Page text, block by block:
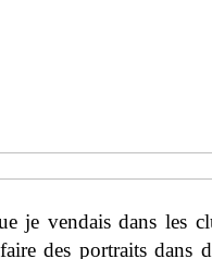
je vendais dans les
des portraits dans